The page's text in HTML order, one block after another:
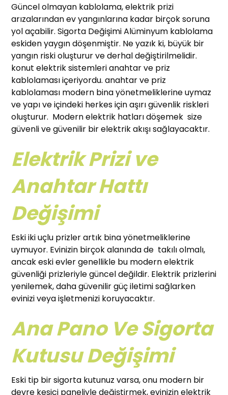
Güncel olmayan kablolama, elektrik prizi
arızalarından ev yangınlarına kadar birçok soruna
yol açabilir. Sigorta Değişimi Alüminyum kablolama
eskiden yaygın döşenmiştir. Ne yazık ki, büyük bir
yangın riski oluşturur ve derhal değiştirilmelidir.
konut elektrik sistemleri anahtar ve priz
kablolaması içeriyordu. anahtar ve priz
kablolaması modern bina yönetmeliklerine uymaz
ve yapı ve içindeki herkes için aşırı güvenlik riskleri
oluşturur. Modern elektrik hatları döşemek size
güvenli ve güvenilir bir elektrik akışı sağlayacaktır.
Elektrik Prizi ve
Anahtar Hattı
Değişimi
Eski iki uçlu prizler artık bina yönetmeliklerine
uymuyor. Evinizin birçok alanında de takılı olmalı,
ancak eski evler genellikle bu modern elektrik
güvenliği prizleriyle güncel değildir. Elektrik prizlerini
yenilemek, daha güvenilir güç iletimi sağlarken
evinizi veya işletmenizi koruyacaktır.
Ana Pano Ve Sigorta
Kutusu Değişimi
Eski tip bir sigorta kutunuz varsa, onu modern bir
devre kesici paneliyle değiştirmek, evinizin elektrik